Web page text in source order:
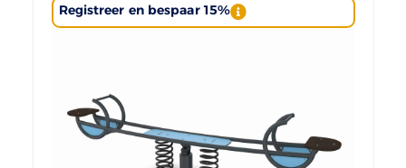
Registreer en bespaar 15%